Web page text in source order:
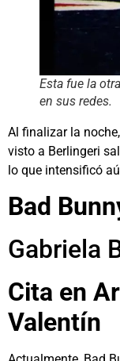
Esta fue la
en sus redes.
Al finalizar la
visto a Berlingeri
lo que intensificó
Bad
Gabriela
Cita en
Valentín